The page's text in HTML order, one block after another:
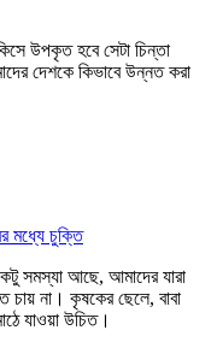
উপকৃত হবে সেটা চিন্তা
দেশকে কিভাবে উন্নত করা
মধ্যে চুক্তি
সমস্যা আছে, আমাদের যারা
চায় না। কৃষকের ছেলে, বাবা
যাওয়া উচিত।